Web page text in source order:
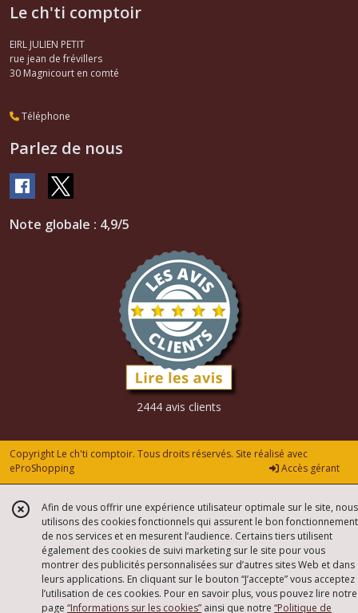
Le ch'ti comptoir
EIRL JULIEN PETIT
rue jean de frévillers
30 Magnicourt en comté
Téléphone
Parlez de nous
Note globale : 4,9/5
2444 avis clients
Copyright Le ch'ti comptoir. Tous droits réservés. Site réalisé avec
eProShopping
Accès gérant
Afin de vous offrir une expérience utilisateur optimale sur le site, nous
utilisons des cookies fonctionnels qui assurent le bon fonctionnement
de nos services et en mesurent l’audience. Certains tiers utilisent
également des cookies de suivi marketing sur le site pour vous
montrer des publicités personnalisées sur d’autres sites Web et dans
leurs applications. En cliquant sur le bouton “J’accepte” vous acceptez
l’utilisation de ces cookies. Pour en savoir plus, vous pouvez lire notre
page “Informations sur les cookies” ainsi que notre “Politique de